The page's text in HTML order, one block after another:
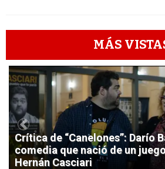
MÁS
1
Crítica de “Canelones”: Darío
comedia que nació de un
Hernán Casciari
Previous